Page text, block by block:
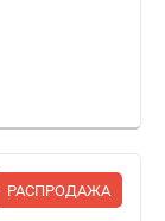
РАСПРОДАЖА